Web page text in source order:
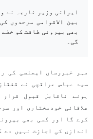
ایرانی وزیر خارجہ نے
بین الاقوامی سرحدوں
بھی بیرونی طاقت کو
گی۔
مہر خبررساں ایجنسی کی
سید عباس عراقچی نے
ہوئے ناقابل قبول
علاقائی خودمختاری اور
کرے گا اور کسی بھی
اندازی کی اجازت نہیں دے